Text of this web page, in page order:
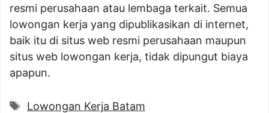
resmi perusahaan atau lembaga terkait. Semua
lowongan kerja yang dipublikasikan di internet,
baik itu di situs web resmi perusahaan maupun
situs web lowongan kerja, tidak dipungut biaya
apapun.
Tags
Lowongan Kerja Batam